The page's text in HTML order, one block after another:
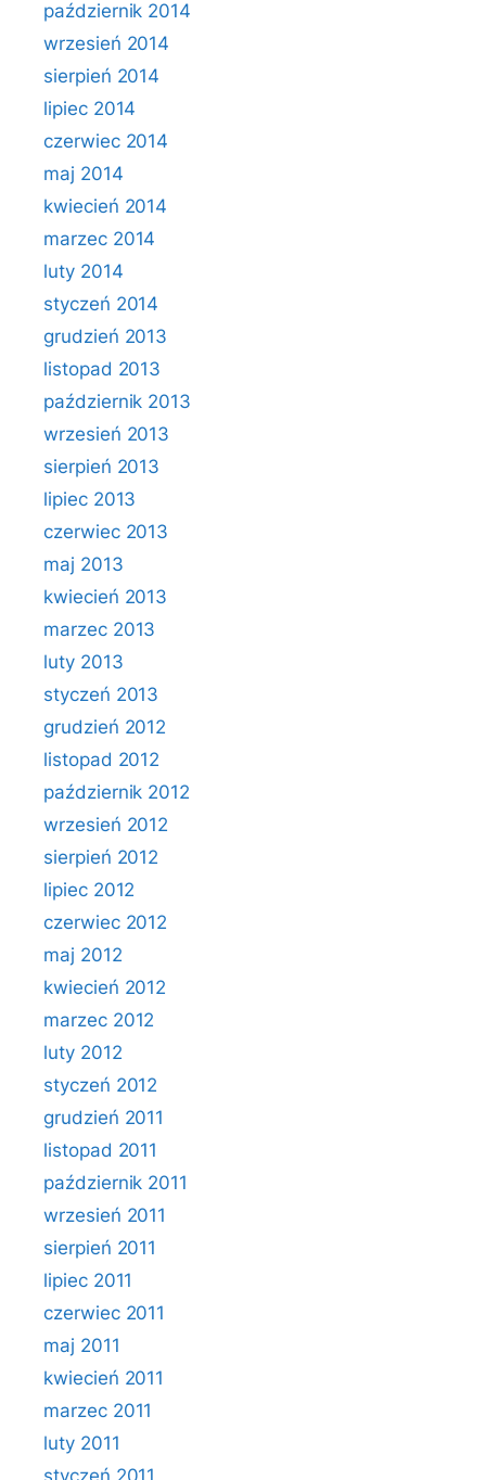
październik 2014
wrzesień 2014
sierpień 2014
lipiec 2014
czerwiec 2014
maj 2014
kwiecień 2014
marzec 2014
luty 2014
styczeń 2014
grudzień 2013
listopad 2013
październik 2013
wrzesień 2013
sierpień 2013
lipiec 2013
czerwiec 2013
maj 2013
kwiecień 2013
marzec 2013
luty 2013
styczeń 2013
grudzień 2012
listopad 2012
październik 2012
wrzesień 2012
sierpień 2012
lipiec 2012
czerwiec 2012
maj 2012
kwiecień 2012
marzec 2012
luty 2012
styczeń 2012
grudzień 2011
listopad 2011
październik 2011
wrzesień 2011
sierpień 2011
lipiec 2011
czerwiec 2011
maj 2011
kwiecień 2011
marzec 2011
luty 2011
styczeń 2011